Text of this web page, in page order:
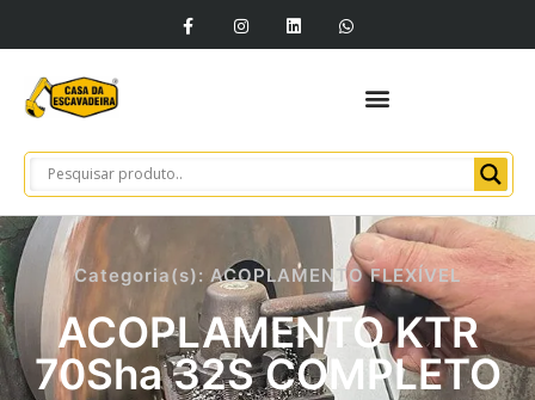
Categoria(s): ACOPLAMENTO FLEXÍVEL
ACOPLAMENTO KTR
70Sha 32S COMPLETO